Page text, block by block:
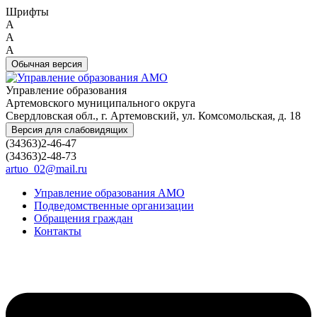
Шрифты
A
A
A
Обычная версия
Управление образования
Артемовского муниципального округа
Свердловская обл., г. Артемовский, ул. Комсомольская, д. 18
Версия для слабовидящих
(34363)2-46-47
(34363)2-48-73
artuo_02@mail.ru
Управление образования АМО
Подведомственные организации
Обращения граждан
Контакты